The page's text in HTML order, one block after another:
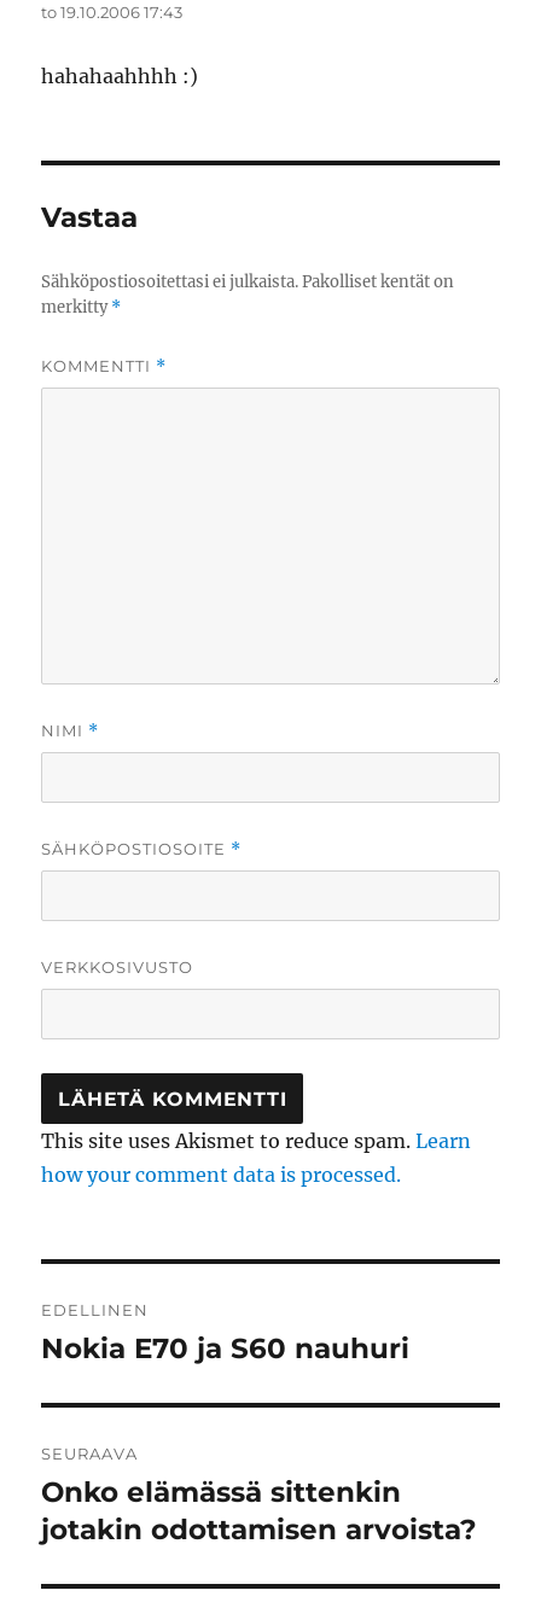
to 19.10.2006 17:43
hahahaahhhh :)
Vastaa
Sähköpostiosoitettasi ei julkaista. Pakolliset kentät on
merkitty*
KOMMENTTI *
NIMI *
SÄHKÖPOSTIOSOITE *
VERKKOSIVUSTO
This site uses Akismet to reduce spam.Learn
how your comment data is processed.
selaus
EDELLINEN
Edellinen
Nokia E70 ja S60 nauhuri
SEURAAVA
Seuraava
artikkeli:
Onko elämässä sittenkin
jotakin odottamisen arvoista?